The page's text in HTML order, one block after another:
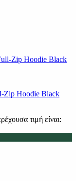
Zip Hoodie Black
τιμή είναι: